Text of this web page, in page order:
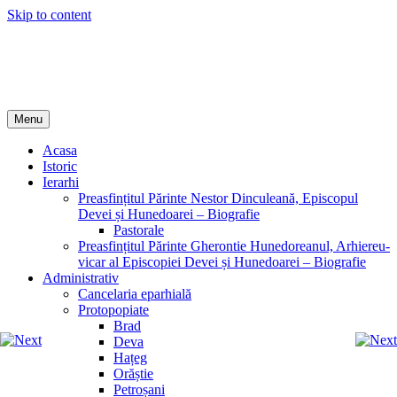
Skip to content
Menu
Acasa
Istoric
Ierarhi
Preasfințitul Părinte Nestor Dinculeană, Episcopul
Devei și Hunedoarei – Biografie
Pastorale
Preasfințitul Părinte Gherontie Hunedoreanul, Arhiereu-
vicar al Episcopiei Devei și Hunedoarei – Biografie
Administrativ
Cancelaria eparhială
Protopopiate
Brad
Deva
Hațeg
Orăștie
Petroșani